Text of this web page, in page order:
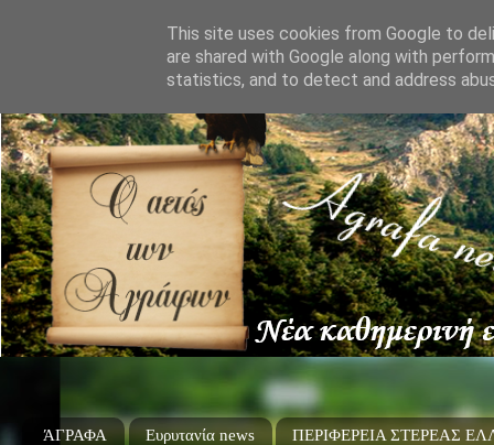
ΆΓΡΑΦΑ Ευρυτανία news ΠΕΡΙΦΕΡΕΙΑ ΣΤΕΡΕΑΣ
This site uses cookies from Google to
are shared with Google along with
statistics, and to detect and address